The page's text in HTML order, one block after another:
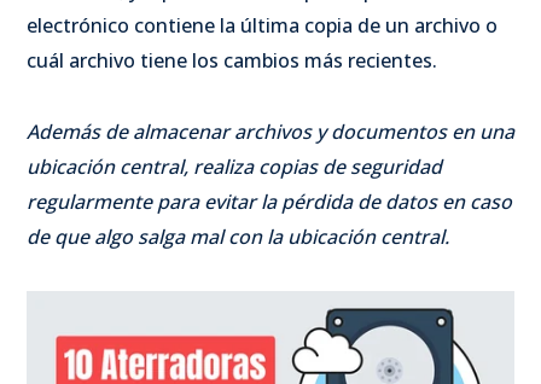
electrónico contiene la última copia de un archivo o
cuál archivo tiene los cambios más recientes.
Además de almacenar archivos y documentos en una
ubicación central, realiza copias de seguridad
regularmente para evitar la pérdida de datos en caso
de que algo salga mal con la ubicación central.